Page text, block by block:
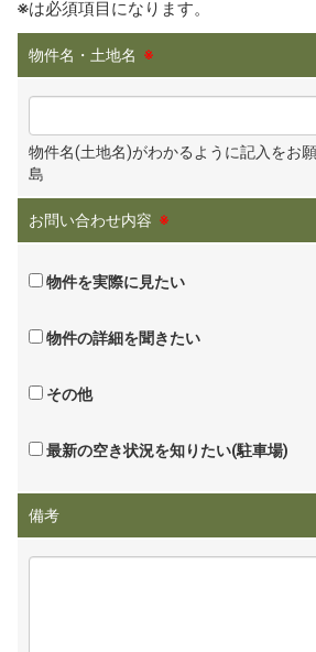
※は必須項目になります。
物件名・土地名 ※
物件名(土地名)がわかるように記入をお
島
お問い合わせ内容 ※
物件を実際に見たい
物件の詳細を聞きたい
その他
最新の空き状況を知りたい(駐車場)
備考